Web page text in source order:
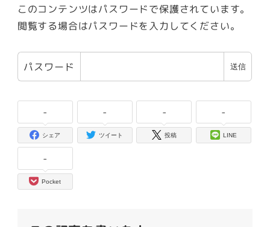
このコンテンツはパスワードで保護されています。
閲覧する場合はパスワードを入力してください。
パスワード
-
シェア
-
ツイート
-
投稿
-
LINE
-
Pocket